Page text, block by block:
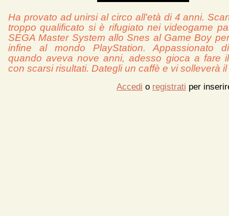
Ha provato ad unirsi al circo all'età di 4 anni.
troppo qualificato si è rifugiato nei videogame
SEGA Master System allo Snes al Game Boy
infine al mondo PlayStation. Appassionato
quando aveva nove anni, adesso gioca a fare
con scarsi risultati. Dategli un caffè e vi solleverà
Accedi o registrati per